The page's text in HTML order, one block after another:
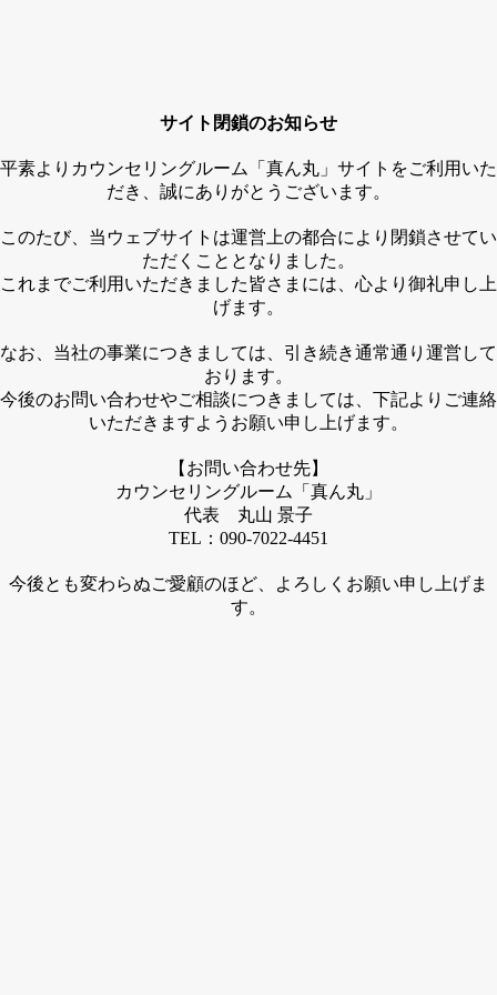
サイト閉鎖のお知らせ
平素よりカウンセリングルーム「真ん丸」サイトをご利用いた
だき、誠にありがとうございます。
このたび、当ウェブサイトは運営上の都合により閉鎖させてい
ただくこととなりました。
これまでご利用いただきました皆さまには、心より御礼申し上
げます。
なお、当社の事業につきましては、引き続き通常通り運営して
おります。
今後のお問い合わせやご相談につきましては、下記よりご連絡
いただきますようお願い申し上げます。
【お問い合わせ先】
カウンセリングルーム「真ん丸」
代表 丸山 景子
TEL：090-7022-4451
今後とも変わらぬご愛顧のほど、よろしくお願い申し上げま
す。